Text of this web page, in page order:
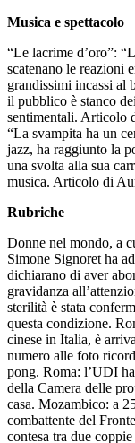
Musica e spettacolo
“Le lacrime d’oro”:
scatenano le reazioni
grandissimi incassi al
il pubblico è stanco
sentimentali. Articolo
“La svampita ha un
jazz, ha raggiunto la
una svolta alla sua
musica. Articolo di
Rubriche
Donne nel mondo, a
Simone Signoret ha
dichiarano di aver
gravidanza
sterilità è stata
questa condizione.
cinese in Italia, è
numero alle foto
pong. Roma: l’UDI
della Camera delle
casa. Mozambico: a
combattente del
contesa tra due